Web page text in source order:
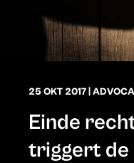
25 OKT 2017
Einde
triggert de